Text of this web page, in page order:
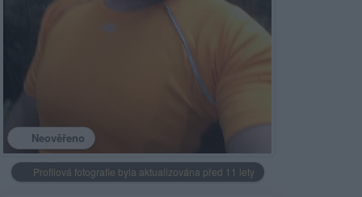
Neověřeno
Profilová fotografie byla aktualizována před 11 lety